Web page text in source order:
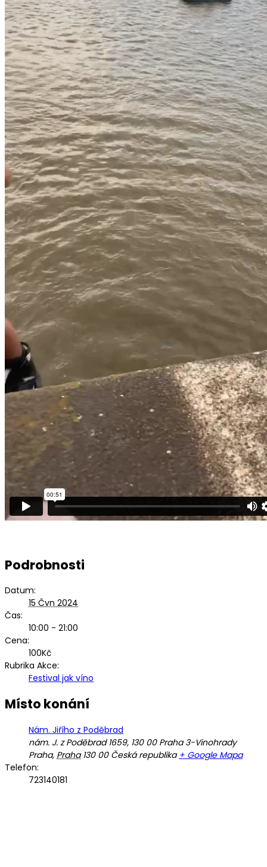
Podrobnosti
Datum:
15 Čvn 2024
Čas:
10:00 - 21:00
Cena:
100Kč
Rubrika Akce:
Festival jak víno
Místo konání
Nám. Jiřího z Poděbrad
nám. J. z Poděbrad 1659, 130 00 Praha 3-Vinohrady
Praha, Praha 130 00 Česká republika + Google Mapa
Telefon:
723140181